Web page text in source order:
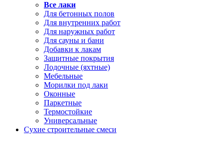
Все лаки
Для бетонных полов
Для внутренних работ
Для наружных работ
Для сауны и бани
Добавки к лакам
Защитные покрытия
Лодочные (яхтные)
Мебельные
Морилки под лаки
Оконные
Паркетные
Термостойкие
Универсальные
Сухие строительные смеси